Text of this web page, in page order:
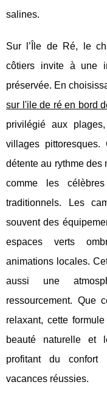
salines.
Sur l’Île de Ré, le
côtiers invite à une
préservée. En
sur l'ile de ré en bord
privilégié aux
villages pittoresques.
détente au rythme des
comme les
traditionnels. Les
souvent des
espaces verts
animations locales.
aussi une
ressourcement. Que
relaxant, cette
beauté naturelle et
profitant du confort
vacances réussies.